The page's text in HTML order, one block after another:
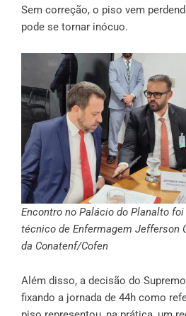
Sem correção, o piso vem
pode se tornar inócuo.
Encontro no Palácio do Planalto
técnico de Enfermagem Jefferson
da Conatenf/Cofen
Além disso, a decisão do
fixando a jornada de 44h como